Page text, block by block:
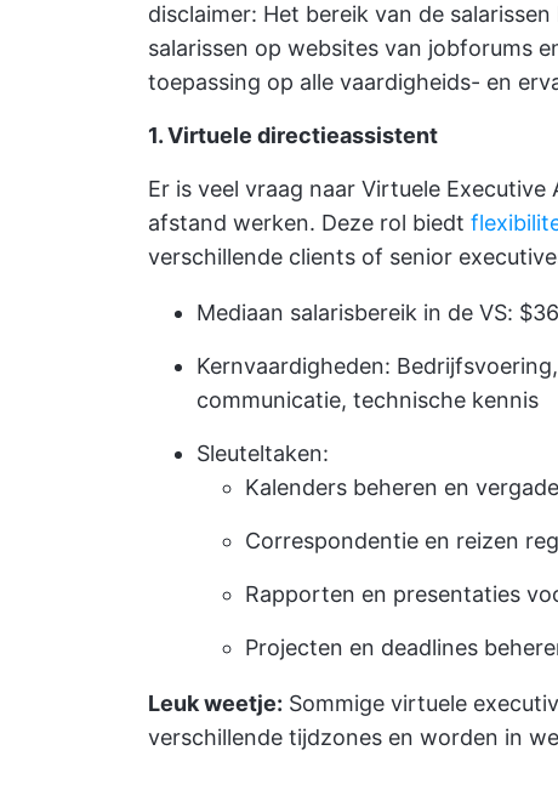
disclaimer: Het bereik van de
salarissen op websites van jobforums
toepassing op alle vaardigheids- en
1. Virtuele directieassistent
Er is veel vraag naar Virtuele
afstand werken. Deze rol biedt
verschillende clients of senior
Mediaan salarisbereik in de VS:
Kernvaardigheden:
communicatie, technische kennis
Sleuteltaken:
Kalenders beheren en
Correspondentie en reizen
Rapporten en presentaties
Projecten en deadlines
Leuk weetje: Sommige virtuele
verschillende tijdzones en worden in